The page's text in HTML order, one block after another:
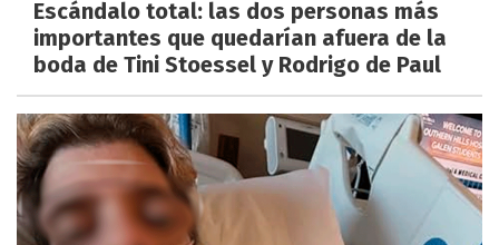
Escándalo total: las dos personas más
importantes que quedarían afuera de la
boda de Tini Stoessel y Rodrigo de Paul